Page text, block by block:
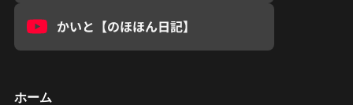
ホーム